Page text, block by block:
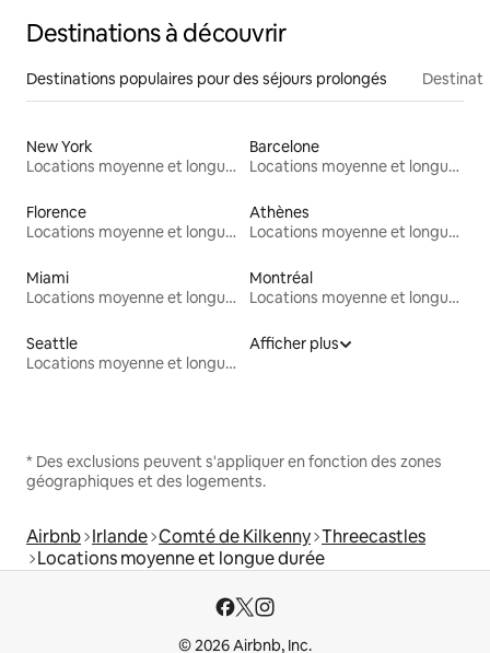
Destinations à découvrir
Destinations populaires pour des séjours prolongés
New York
Locations moyenne et longue durée
Barcelone
Locations moyenne et longue durée
Florence
Locations moyenne et longue durée
Athènes
Locations moyenne et longue durée
Miami
Locations moyenne et longue durée
Montréal
Locations moyenne et longue durée
Seattle
Locations moyenne et longue durée
Afficher plus
* Des exclusions peuvent s'appliquer en fonction des zones
géographiques et des logements.
Airbnb Irlande Comté de Kilkenny Threecastles
Locations moyenne et longue durée
© 2026 Airbnb, Inc.